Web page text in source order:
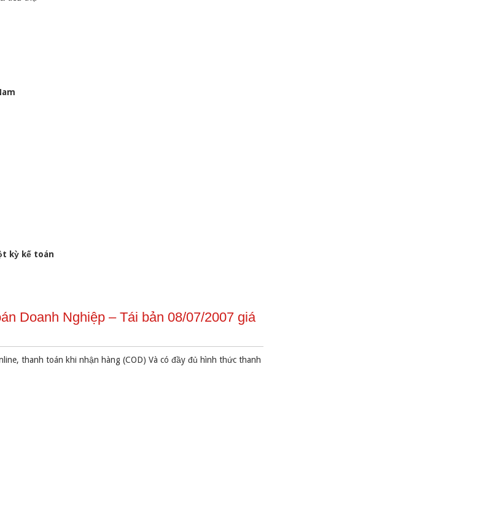
kỳ kế toán
Doanh Nghiệp – Tái bản 08/07/2007 giá
thanh toán khi nhận hàng (COD) Và có đầy đủ hình thức thanh